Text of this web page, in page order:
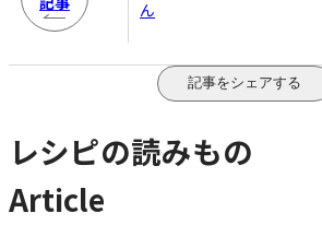
ん
記事をシェアする
レシピの読みもの
Article